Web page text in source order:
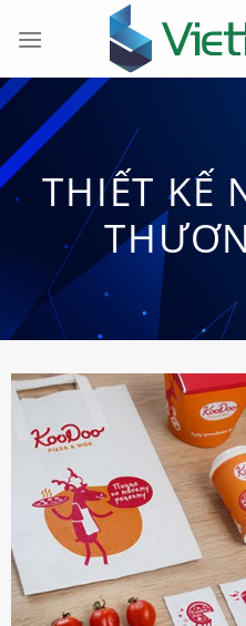
đến
dung
THIẾT KẾ